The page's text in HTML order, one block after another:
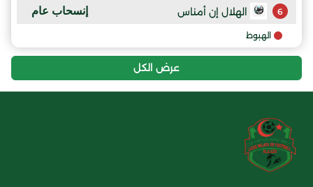
6 الهلال إن أمناس إنسحاب عام
الهبوط
عرض الكل